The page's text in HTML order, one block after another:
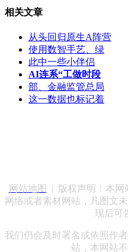
相关文章
从头回归原生A阵营
使用数智手艺、绿
此中一些小伴侣
AI连系“工做时段
部、金融监管总局
这一数据也标记着
网站地图
| 版权声明：本网
网络或者素材网站，凡图文
现后可
我们仍会及时署名或依照作
站，本网站